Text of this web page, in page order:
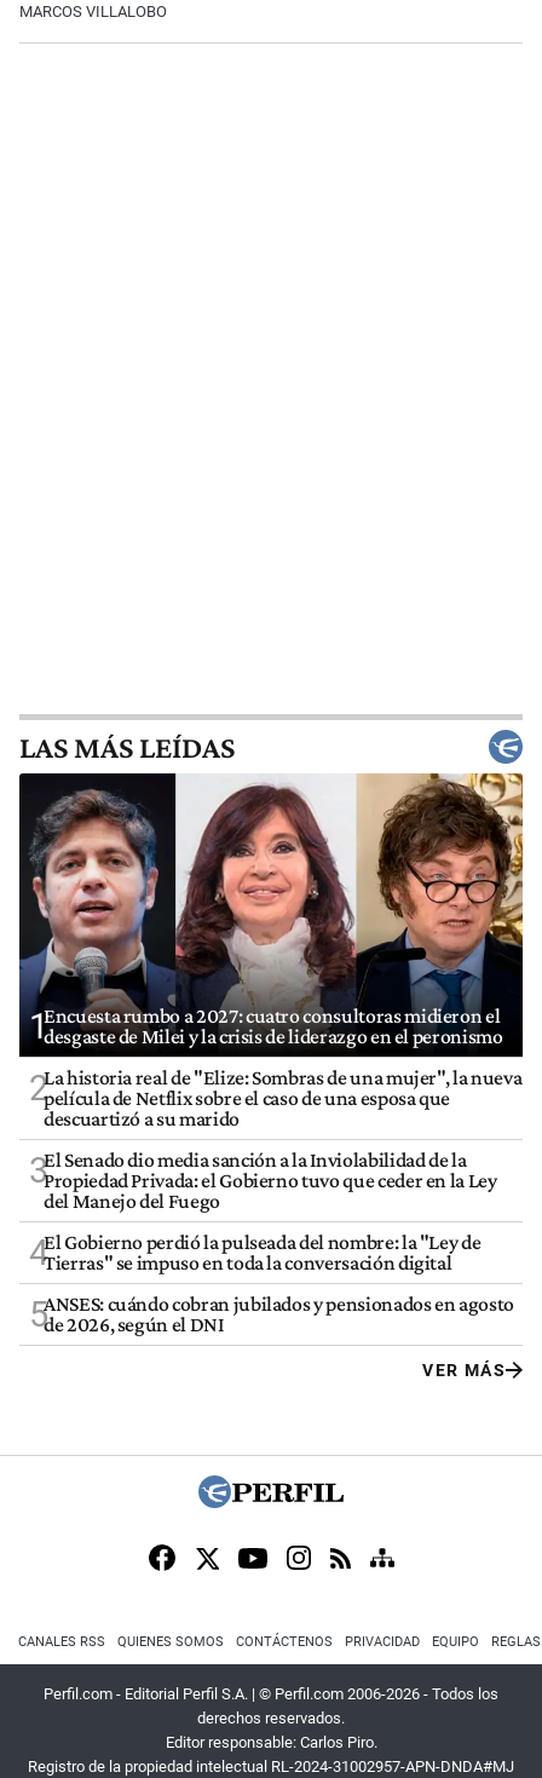
MARCOS VILLALOBO
LAS MÁS LEÍDAS
1Encuesta rumbo a 2027: cuatro consultoras midieron el
desgaste de Milei y la crisis de liderazgo en el peronismo
2La historia real de "Elize: Sombras de una mujer", la nueva
película de Netflix sobre el caso de una esposa que
descuartizó a su marido
3El Senado dio media sanción a la Inviolabilidad de la
Propiedad Privada: el Gobierno tuvo que ceder en la Ley
del Manejo del Fuego
4El Gobierno perdió la pulseada del nombre: la "Ley de
Tierras" se impuso en toda la conversación digital
5ANSES: cuándo cobran jubilados y pensionados en agosto
de 2026, según el DNI
VER MÁS
CANALES RSS QUIENES SOMOS CONTÁCTENOS PRIVACIDAD EQUIPO
Perfil.com - Editorial Perfil S.A. | © Perfil.com 2006-2026 - Todos los
derechos reservados.
Editor responsable: Carlos Piro.
Registro de la propiedad intelectual RL-2024-31002957-APN-DNDA#MJ